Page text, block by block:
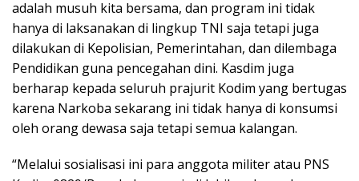
adalah musuh kita bersama, dan program ini tidak
hanya di laksanakan di lingkup TNI saja tetapi juga
dilakukan di Kepolisian, Pemerintahan, dan dilembaga
Pendidikan guna pencegahan dini. Kasdim juga
berharap kepada seluruh prajurit Kodim yang bertugas
karena Narkoba sekarang ini tidak hanya di konsumsi
oleh orang dewasa saja tetapi semua kalangan.
“Melalui sosialisasi ini para anggota militer atau PNS